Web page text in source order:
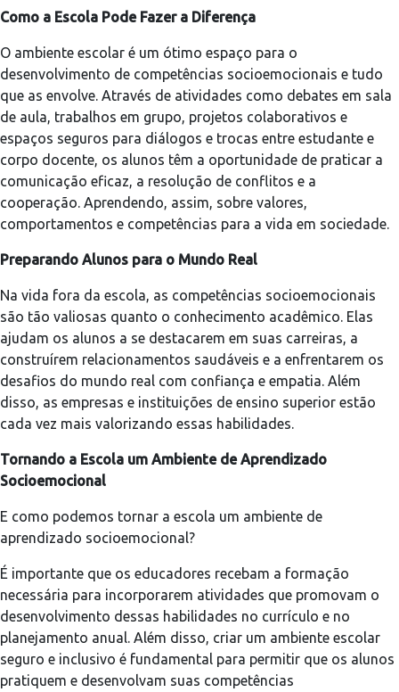
Como a Escola Pode Fazer a Diferença
O ambiente escolar é um ótimo espaço para o
desenvolvimento de competências socioemocionais e tudo
que as envolve. Através de atividades como debates em sala
de aula, trabalhos em grupo, projetos colaborativos e
espaços seguros para diálogos e trocas entre estudante e
corpo docente, os alunos têm a oportunidade de praticar a
comunicação eficaz, a resolução de conflitos e a
cooperação. Aprendendo, assim, sobre valores,
comportamentos e competências para a vida em sociedade.
Preparando Alunos para o Mundo Real
Na vida fora da escola, as competências socioemocionais
são tão valiosas quanto o conhecimento acadêmico. Elas
ajudam os alunos a se destacarem em suas carreiras, a
construírem relacionamentos saudáveis e a enfrentarem os
desafios do mundo real com confiança e empatia. Além
disso, as empresas e instituições de ensino superior estão
cada vez mais valorizando essas habilidades.
Tornando a Escola um Ambiente de Aprendizado
Socioemocional
E como podemos tornar a escola um ambiente de
aprendizado socioemocional?
É importante que os educadores recebam a formação
necessária para incorporarem atividades que promovam o
desenvolvimento dessas habilidades no currículo e no
planejamento anual. Além disso, criar um ambiente escolar
seguro e inclusivo é fundamental para permitir que os alunos
pratiquem e desenvolvam suas competências